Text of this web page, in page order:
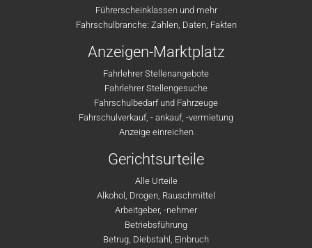
Führerscheinklassen und mehr
Fahrschulbranche: Zahlen, Daten, Fakten
Anzeigen-Marktplatz
Fahrlehrer Stellenangebote
Fahrlehrer Stellengesuche
Fahrschulbedarf und Fahrzeuge
Fahrschulverkauf, - ankauf, -vermietung
Anzeige einreichen
Gerichtsurteile
Alle Urteile
Alkohol, Drogen, Rauschmittel
Arbeitgeber, -nehmer
Betriebsführung
Betrug, Diebstahl, Einbruch